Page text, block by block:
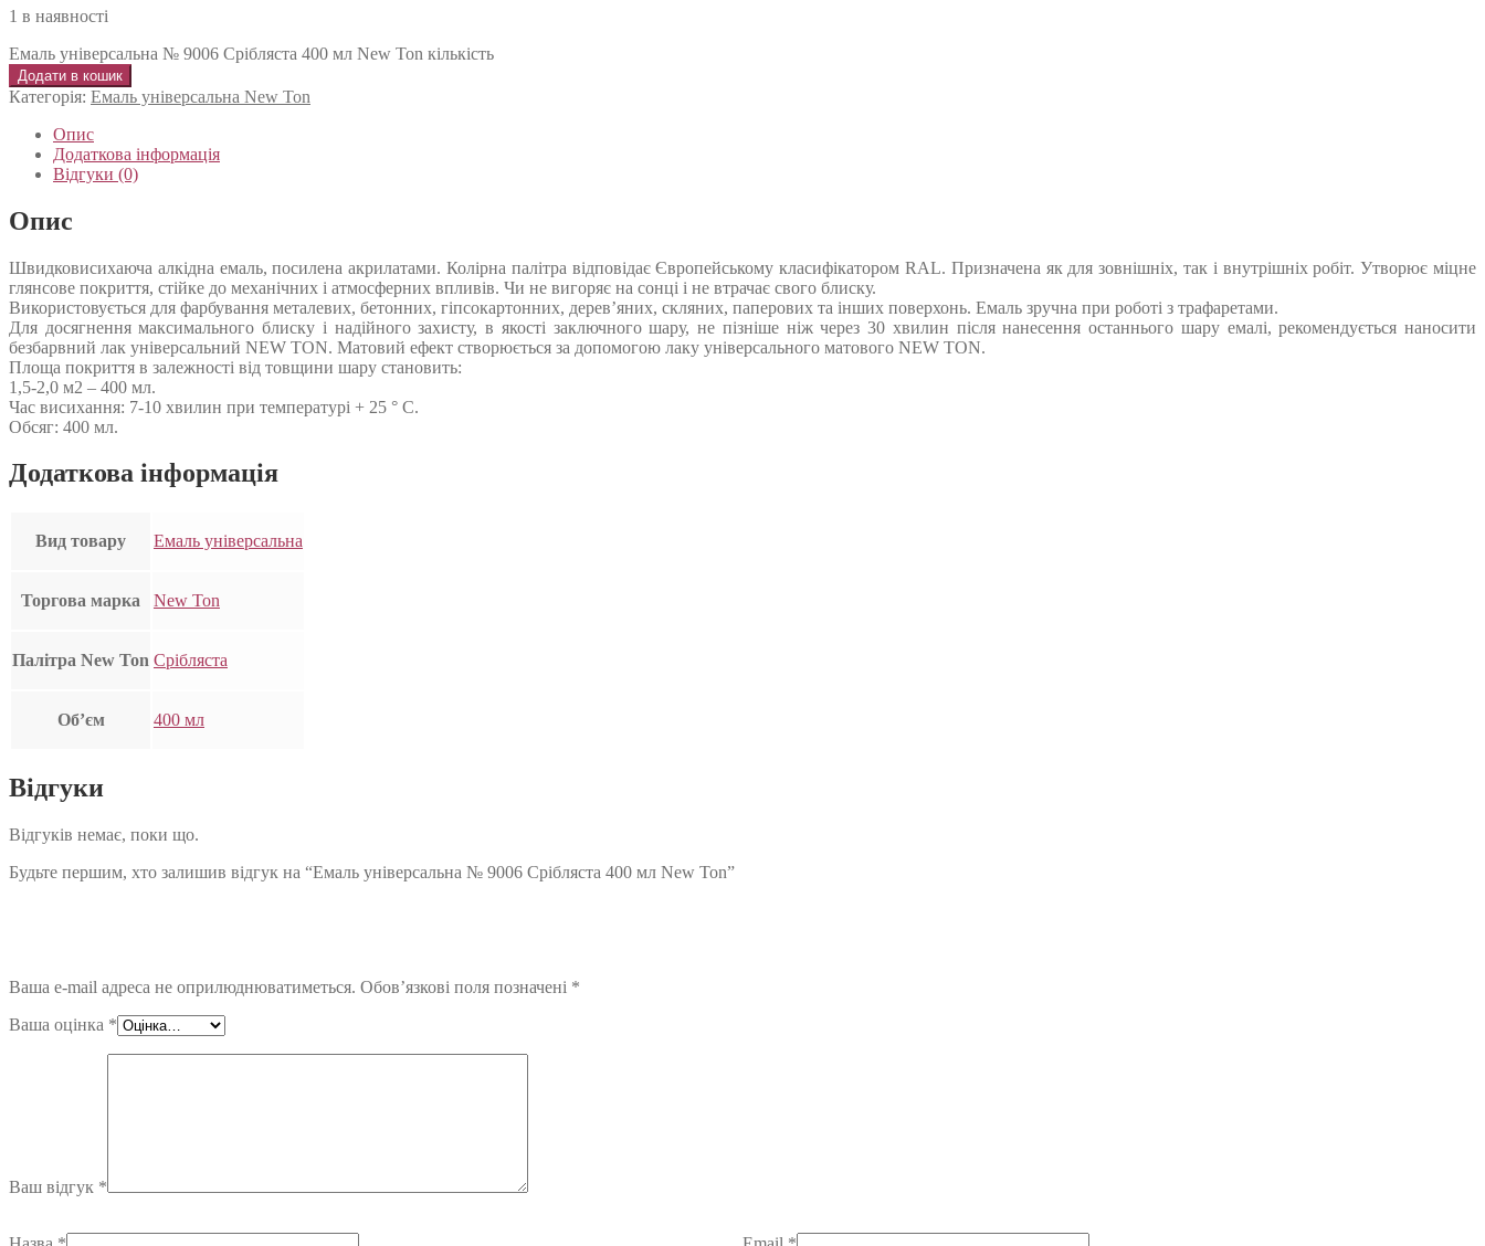
1 в наявності
Емаль універсальна № 9006 Срібляста 400 мл New Ton кількість
Додати в кошик
Категорія: Емаль універсальна New Ton
Опис
Додаткова інформація
Відгуки (0)
Опис
Швидковисихаюча алкідна емаль, посилена акрилатами. Колірна палітра відповідає Європейському класифікатором RAL. Призначена як для зовнішніх, так і внутрішніх робіт. Утворює міцне
глянсове покриття, стійке до механічних і атмосферних впливів. Чи не вигоряє на сонці і не втрачає свого блиску.
Використовується для фарбування металевих, бетонних, гіпсокартонних, дерев’яних, скляних, паперових та інших поверхонь. Емаль зручна при роботі з трафаретами.
Для досягнення максимального блиску і надійного захисту, в якості заключного шару, не пізніше ніж через 30 хвилин після нанесення останнього шару емалі, рекомендується наносити
безбарвний лак універсальний NEW TON. Матовий ефект створюється за допомогою лаку універсального матового NEW TON.
Площа покриття в залежності від товщини шару становить:
1,5-2,0 м2 – 400 мл.
Час висихання: 7-10 хвилин при температурі + 25 ° С.
Обсяг: 400 мл.
Додаткова інформація
Вид товару Емаль універсальна
Торгова марка New Ton
Палітра New Ton Срібляста
Об’єм 400 мл
Відгуки
Відгуків немає, поки що.
Будьте першим, хто залишив відгук на “Емаль універсальна № 9006 Срібляста 400 мл New Ton”
Ваша e-mail адреса не оприлюднюватиметься. Обов’язкові поля позначені *
Ваша оцінка *
Ваш відгук *